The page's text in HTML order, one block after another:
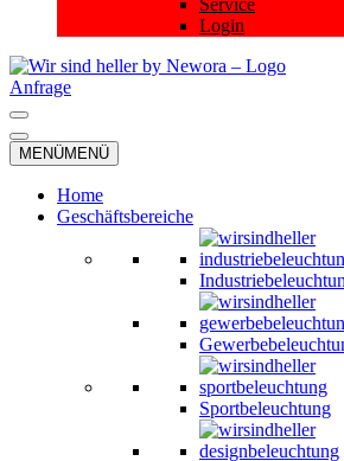
Service
Login
Anfrage
Navigationsmenü
Navigationsmenü
MENÜMENÜ
Home
Geschäftsbereiche
Sportbeleuchtung